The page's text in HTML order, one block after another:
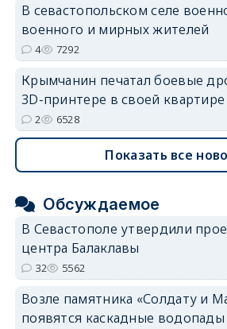
В севастопольском селе
военного и мирных жителей
4 7292
Крымчанин печатал боевые
3D-принтере в своей квартире
2 6528
Показать все
Обсуждаемое
В Севастополе утвердили
центра Балаклавы
32 5562
Возле памятника «Солдату и
появятся каскадные водопады